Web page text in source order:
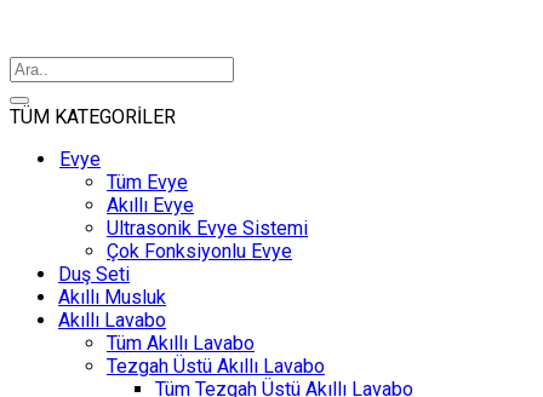
TÜM KATEGORİLER
Evye
Tüm Evye
Akıllı Evye
Ultrasonik Evye Sistemi
Çok Fonksiyonlu Evye
Duş Seti
Akıllı Musluk
Akıllı Lavabo
Tüm Akıllı Lavabo
Tezgah Üstü Akıllı Lavabo
Tüm Tezgah Üstü Akıllı Lavabo